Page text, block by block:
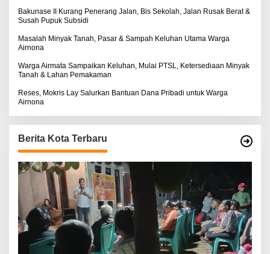
Bakunase II Kurang Penerang Jalan, Bis Sekolah, Jalan Rusak Berat &
Susah Pupuk Subsidi
Masalah Minyak Tanah, Pasar & Sampah Keluhan Utama Warga
Airnona
Warga Airmata Sampaikan Keluhan, Mulai PTSL, Ketersediaan Minyak
Tanah & Lahan Pemakaman
Reses, Mokris Lay Salurkan Bantuan Dana Pribadi untuk Warga
Airnona
Berita Kota Terbaru